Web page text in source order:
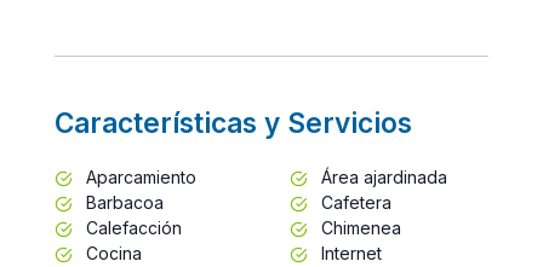
Características y Servicios
Aparcamiento
Área ajardinada
Barbacoa
Cafetera
Calefacción
Chimenea
Cocina
Internet